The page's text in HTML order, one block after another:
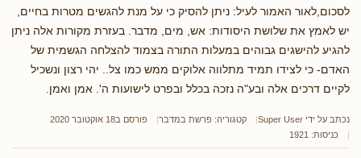
לסכום,לאור האמור לעיל: ניתן להסיק כי על מנת להגשים מטרות בחיים,
יש לאמץ את שלושת היסודות: אש, מים, מדבר. בעזרת מקורות אלה ניתן
להגיע להישגים גבוהים במעלות התורה בצמוד להצלחה הגשמית של
האדם- כי לצידו תמיד מתלווה אלוקים ממש כמו צל.. יהי רצון ונשכיל
לקיים דרכים אלה ובע"ה נזכה בכלל ובפרט לישועות ה'. אמן ואמן.
נכתב על ידי Super User קטגוריה: פרשת במדבר
פורסם ב18 אוקטובר 2020
כניסות: 1921